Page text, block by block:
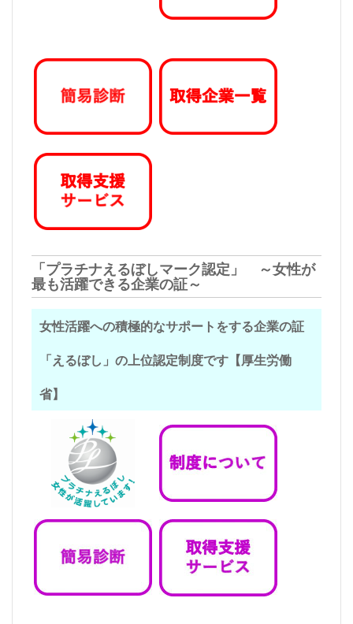
「プラチナえるぼしマーク認定」 ～女性が
最も活躍できる企業の証～
女性活躍への積極的なサポートをする企業の証
「えるぼし」の上位認定制度です【厚生労働
省】